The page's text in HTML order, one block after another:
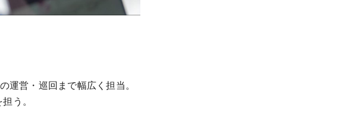
運営・巡回まで幅広く担当。
う。